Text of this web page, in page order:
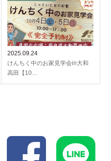
2025.09.24
けんちく中のお家見学会in大和
高田【10…